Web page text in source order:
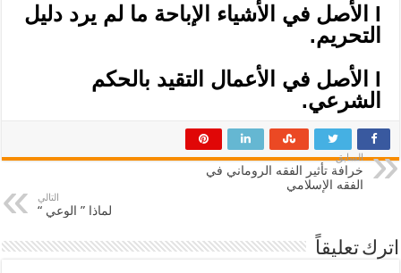
l الأصل في الأشياء الإباحة ما لم يرد دليل
التحريم.
l الأصل في الأعمال التقيد بالحكم
الشرعي.
السابق
خرافة تأثير الفقه الروماني في
الفقه الإسلامي
التالي
لماذا ” الوعي “
اترك تعليقاً